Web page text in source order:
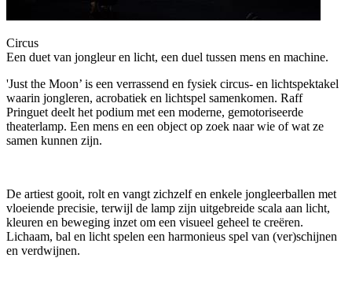
Circus
Een duet van jongleur en licht, een duel tussen mens en machine.
'Just the Moon’ is een verrassend en fysiek circus- en lichtspektakel
waarin jongleren, acrobatiek en lichtspel samenkomen. Raff
Pringuet deelt het podium met een moderne, gemotoriseerde
theaterlamp. Een mens en een object op zoek naar wie of wat ze
samen kunnen zijn.
De artiest gooit, rolt en vangt zichzelf en enkele jongleerballen met
vloeiende precisie, terwijl de lamp zijn uitgebreide scala aan licht,
kleuren en beweging inzet om een visueel geheel te creëren.
Lichaam, bal en licht spelen een harmonieus spel van (ver)schijnen
en verdwijnen.